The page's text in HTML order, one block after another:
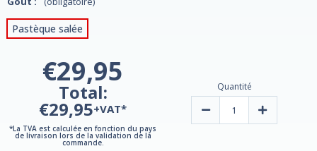
Pastèque salée
€29,95
Total:
€29,95+VAT*
*La TVA est calculée en fonction du pays
de livraison lors de la validation de la
commande.
Quantité
Diminuer Augmenter